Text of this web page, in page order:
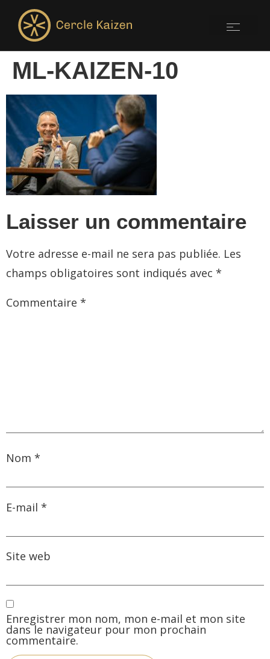
ML-KAIZEN-10
Laisser un commentaire
Votre adresse e-mail ne sera pas publiée. Les
champs obligatoires sont indiqués avec *
Commentaire *
Nom *
E-mail *
Site web
Enregistrer mon nom, mon e-mail et mon site
dans le navigateur pour mon prochain
commentaire.